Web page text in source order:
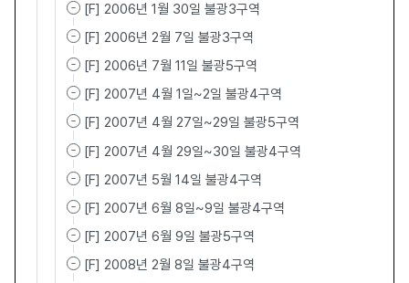
[F] 2006년 1월 30일 불광3구역
[F] 2006년 2월 7일 불광3구역
[F] 2006년 7월 11일 불광5구역
[F] 2007년 4월 1일~2일 불광4구역
[F] 2007년 4월 27일~29일 불광5구역
[F] 2007년 4월 29일~30일 불광4구역
[F] 2007년 5월 14일 불광4구역
[F] 2007년 6월 8일~9일 불광4구역
[F] 2007년 6월 9일 불광5구역
[F] 2008년 2월 8일 불광4구역